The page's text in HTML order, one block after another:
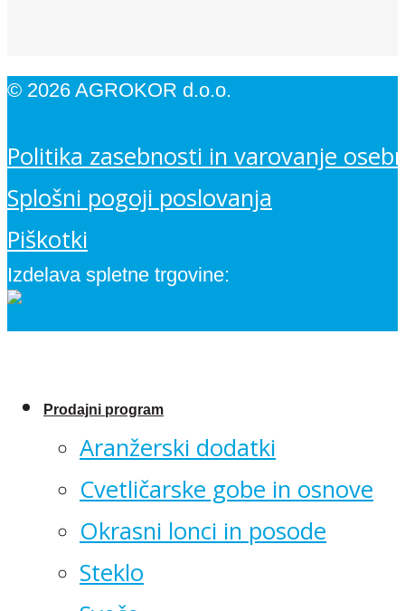
© 2026 AGROKOR d.o.o.
Politika zasebnosti in varovanje
Splošni pogoji poslovanja
Piškotki
Izdelava spletne trgovine:
Prodajni program
Aranžerski dodatki
Cvetličarske gobe in osnove
Okrasni lonci in posode
Steklo